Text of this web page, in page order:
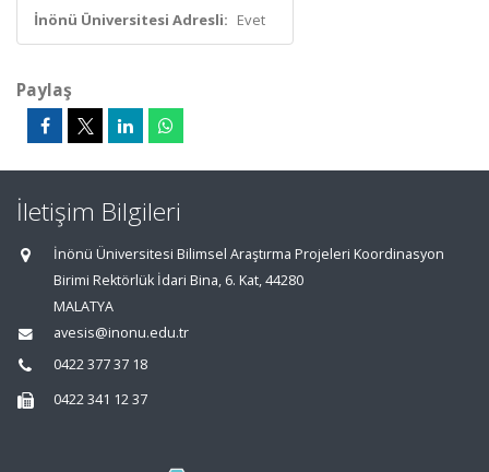
İnönü Üniversitesi Adresli: Evet
Paylaş
İletişim Bilgileri
İnönü Üniversitesi Bilimsel Araştırma Projeleri Koordinasyon
Birimi Rektörlük İdari Bina, 6. Kat, 44280
MALATYA
avesis@inonu.edu.tr
0422 377 37 18
0422 341 12 37